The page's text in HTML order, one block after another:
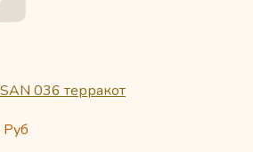
036 терракот
Руб